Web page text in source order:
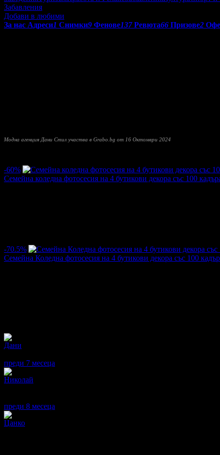
Забавления
Добави в любими
За нас Адреси1 Снимки9 Фенове137 Ревюта66 Призове2
Модна агенция Дани Стил участва в Grabo.bg от 16 Октомври 2024
-60%
Семейна коледна фотосесия на 4 бутикови декора със 100
-70.5%
Семейна Коледна фотосесия на 4 бутикови декора със 100
Дани
преди 7 месеца
Николай
преди 8 месеца
Цанко